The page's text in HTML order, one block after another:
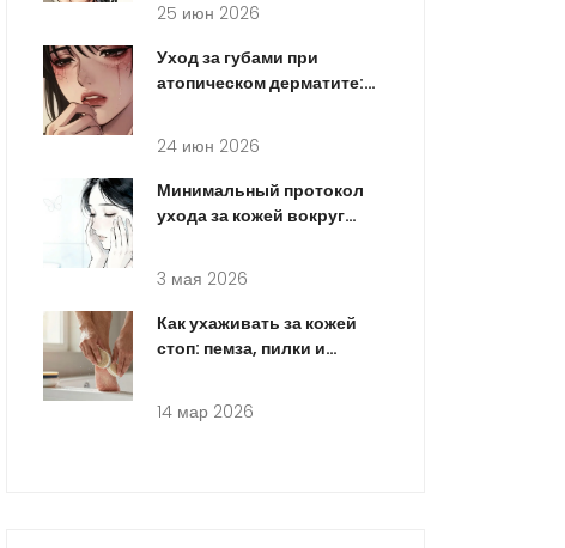
25 июн 2026
Уход за губами при
атопическом дерматите:
правила
24 июн 2026
Минимальный протокол
ухода за кожей вокруг
инструкция на каждый
день
3 мая 2026
Как ухаживать за кожей
стоп: пемза, пилки и
14 мар 2026